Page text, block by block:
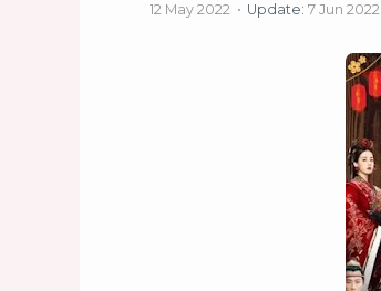
12 May 2022 Update: 7 Jun 2022